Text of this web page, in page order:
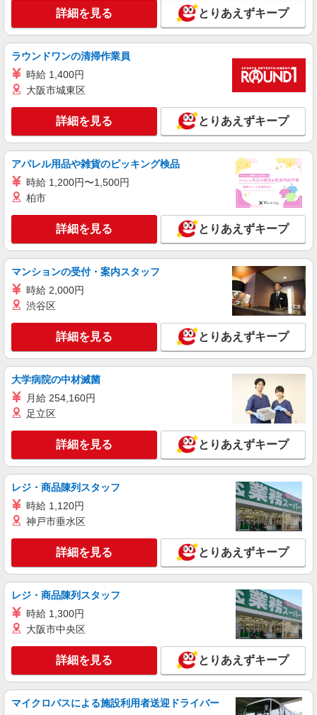
詳細を見る とりあえずキープ
ラウンドワンの清掃作業員
時給 1,400円
大阪市城東区
詳細を見る とりあえずキープ
アパレル用品や雑貨のピッキング検品
時給 1,200円〜1,500円
柏市
詳細を見る とりあえずキープ
マンションの受付・案内スタッフ
時給 2,000円
渋谷区
詳細を見る とりあえずキープ
大学病院の中材滅菌
月給 254,160円
足立区
詳細を見る とりあえずキープ
レジ・商品陳列スタッフ
時給 1,120円
神戸市垂水区
詳細を見る とりあえずキープ
レジ・商品陳列スタッフ
時給 1,300円
大阪市中央区
詳細を見る とりあえずキープ
マイクロバスによる施設利用者送迎ドライバー